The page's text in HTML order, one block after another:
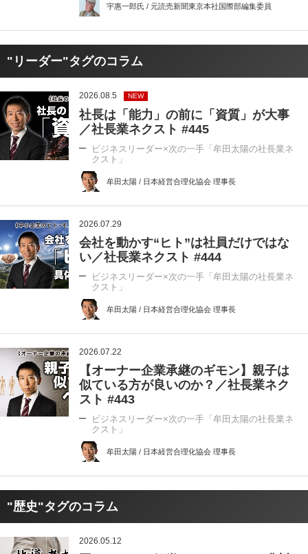
宇惠一郎氏 / 元読売新聞東京本社国際部編集委員
"リーダー"タグのコラム
2026.08.5 NEW
社長は「能力」の前に「資質」が大事
／社長業ネクスト #445
ビジネスリーダー×次の一手「牟田太陽の社長業ネ
クスト」
牟田太陽 / 日本経営合理化協会 理事長
2026.07.29
会社を動かす“ヒト”は社員だけではな
い／社長業ネクスト #444
ビジネスリーダー×次の一手「牟田太陽の社長業ネ
クスト」
牟田太陽 / 日本経営合理化協会 理事長
2026.07.22
【オーナー企業承継のギモン】親子は
似ている方が良いのか？／社長業ネク
スト #443
ビジネスリーダー×次の一手「牟田太陽の社長業ネ
クスト」
牟田太陽 / 日本経営合理化協会 理事長
"歴史"タグのコラム
2026.05.12